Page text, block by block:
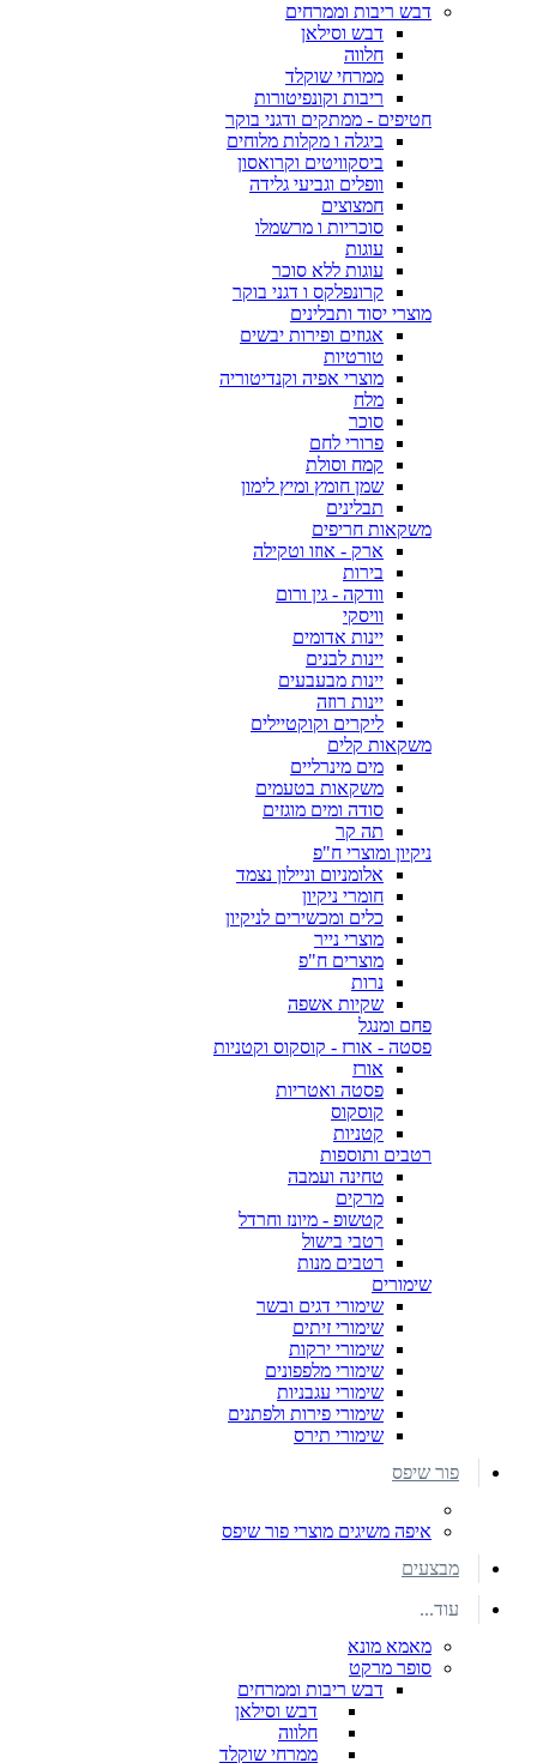
דבש ריבות וממרחים
דבש וסילאן
חלווה
ממרחי שוקלד
ריבות וקונפיטורות
חטיפים - ממתקים ודגני בוקר
ביגלה ו מקלות מלוחים
ביסקוויטים וקרואסון
וופלים וגביעי גלידה
חמצוצים
סוכריות ו מרשמלו
עוגות
עוגות ללא סוכר
קרונפלקס ו דגני בוקר
מוצרי יסוד ותבלינים
אגוזים ופירות יבשים
טורטיות
מוצרי אפיה וקנדיטוריה
מלח
סוכר
פרורי לחם
קמח וסולת
שמן חומץ ומיץ לימון
תבלינים
משקאות חריפים
ארק - אוזו וטקילה
בירות
וודקה - גין ורום
וויסקי
יינות אדומים
יינות לבנים
יינות מבעבעים
יינות רוזה
ליקרים וקוקטיילים
משקאות קלים
מים מינרליים
משקאות בטעמים
סודה ומים מוגזים
תה קר
ניקיון ומוצרי ח"פ
אלומניום וניילון נצמד
חומרי ניקיון
כלים ומכשירים לניקיון
מוצרי נייר
מוצרים ח"פ
נרות
שקיות אשפה
פחם ומנגל
פסטה - אורז - קוסקוס וקטניות
אורז
פסטה ואטריות
קוסקוס
קטניות
רטבים ותוספות
טחינה ועמבה
מרקים
קטשופ - מיונז וחרדל
רטבי בישול
רטבים מנות
שימורים
שימורי דגים ובשר
שימורי זיתים
שימורי ירקות
שימורי מלפפונים
שימורי עגבניות
שימורי פירות ולפתנים
שימורי תירס
פור שיפס
איפה משיגים מוצרי פור שיפס
מבצעים
עוד...
מאמא מונא
סופר מרקט
דבש ריבות וממרחים
דבש וסילאן
חלווה
ממרחי שוקלד